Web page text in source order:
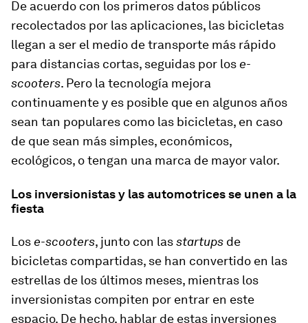
De acuerdo con los primeros datos públicos
recolectados por las aplicaciones, las bicicletas
llegan a ser el medio de transporte más rápido
para distancias cortas, seguidas por los e-
scooters. Pero la tecnología mejora
continuamente y es posible que en algunos años
sean tan populares como las bicicletas, en caso
de que sean más simples, económicos,
ecológicos, o tengan una marca de mayor valor.
Los inversionistas y las automotrices se unen a la
fiesta
Los e-scooters, junto con lasstartups de
bicicletas compartidas, se han convertido en las
estrellas de los últimos meses, mientras los
inversionistas compiten por entrar en este
espacio. De hecho, hablar de estas inversiones